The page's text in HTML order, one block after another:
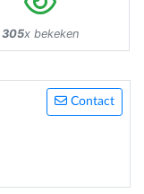
305x bekeken
Contact